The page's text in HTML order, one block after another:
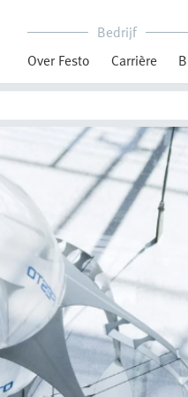
Bedrijf
Over Festo
Carrière